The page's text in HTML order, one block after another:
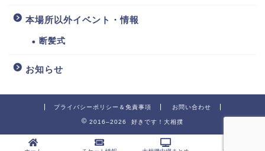
本場所以外イベント・情報
断髪式
お知らせ
プライバシーポリシー＆免責事項 お問い合わせ
2016–2026 好きです！大相撲